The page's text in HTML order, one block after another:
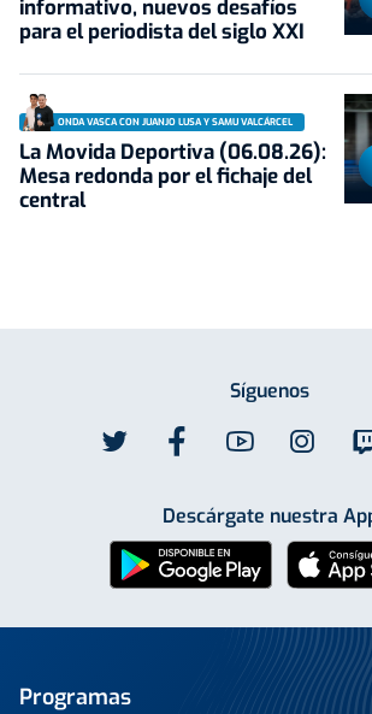
informativo, nuevos desafíos
para el periodista del siglo XXI
ONDA VASCA CON JUANJO LUSA Y SAMU VALCÁRCEL
La Movida Deportiva (06.08.26):
Mesa redonda por el fichaje del
central
Síguenos
Descárgate nuestra
Programas